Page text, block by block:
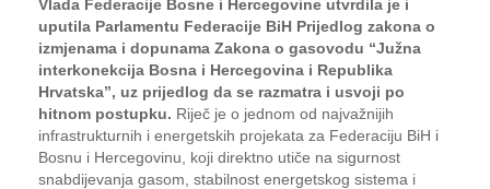
Vlada Federacije Bosne i Hercegovine utvrdila je i
uputila Parlamentu Federacije BiH Prijedlog zakona o
izmjenama i dopunama Zakona o gasovodu “Južna
interkonekcija Bosna i Hercegovina i Republika
Hrvatska”, uz prijedlog da se razmatra i usvoji po
hitnom postupku. Riječ je o jednom od najvažnijih
infrastrukturnih i energetskih projekata za Federaciju BiH i
Bosnu i Hercegovinu, koji direktno utiče na sigurnost
snabdijevanja gasom, stabilnost energetskog sistema i